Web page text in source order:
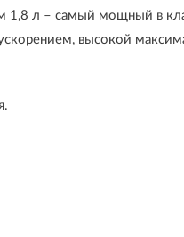
1,8 л – самый мощный в
высокой